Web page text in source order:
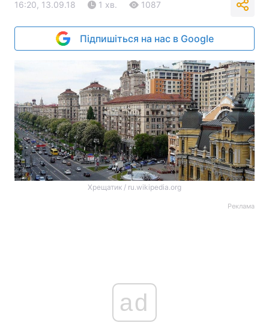
16:20, 13.09.18 1 хв. 1087
Підпишіться на нас в Google
Хрещатик / ru.wikipedia.org
Реклама
ad